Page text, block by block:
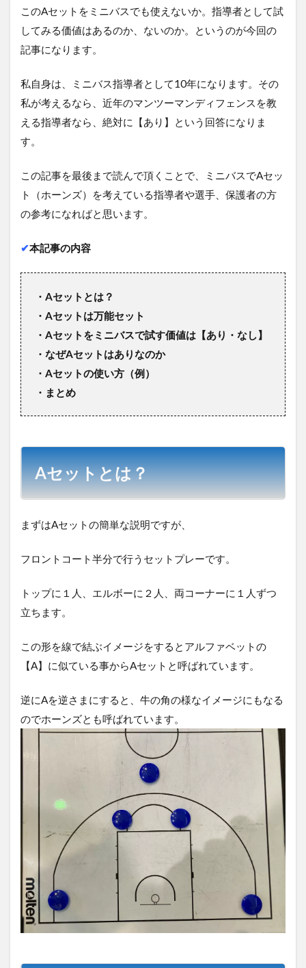
このAセットをミニバスでも使えないか。指導者として試
してみる価値はあるのか、ないのか。というのが今回の
記事になります。
私自身は、ミニバス指導者として10年になります。その
私が考えるなら、近年のマンツーマンディフェンスを教
える指導者なら、絶対に【あり】という回答になりま
す。
この記事を最後まで読んで頂くことで、ミニバスでAセッ
ト（ホーンズ）を考えている指導者や選手、保護者の方
の参考になればと思います。
✔︎本記事の内容
・Aセットとは？
・Aセットは万能セット
・Aセットをミニバスで試す価値は【あり・なし】
・なぜAセットはありなのか
・Aセットの使い方（例）
・まとめ
Aセットとは？
まずはAセットの簡単な説明ですが、
フロントコート半分で行うセットプレーです。
トップに１人、エルボーに２人、両コーナーに１人ずつ
立ちます。
この形を線で結ぶイメージをするとアルファベットの
【A】に似ている事からAセットと呼ばれています。
逆にAを逆さまにすると、牛の角の様なイメージにもなる
のでホーンズとも呼ばれています。